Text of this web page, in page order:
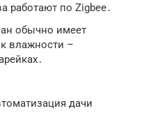
работают по Zigbee․
обычно имеет
влажности –
дачи